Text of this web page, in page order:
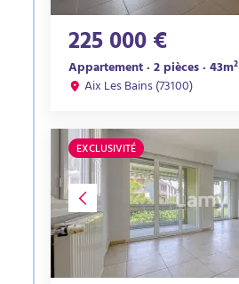
225 000 €
Appartement · 2 pièces · 43m²
Aix Les Bains (73100)
EXCLUSIVITÉ